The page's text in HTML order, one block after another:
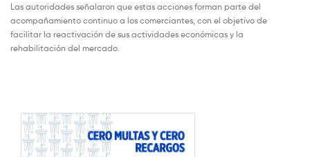
Las autoridades señalaron que estas acciones forman parte del
acompañamiento continuo a los comerciantes, con el objetivo de
facilitar la reactivación de sus actividades económicas y la
rehabilitación del mercado.